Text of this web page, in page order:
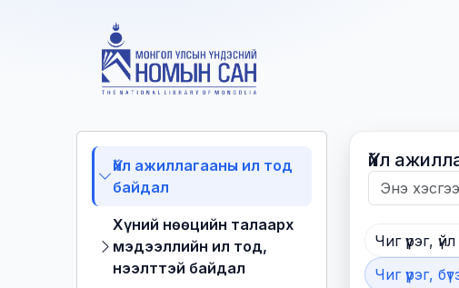
Үйл ажиллагааны ил тод
байдал
Хүний нөөцийн талаарх
мэдээллийн ил тод,
нээлттэй байдал
Үйл
Чиг үүрэг,
Чиг үүрэг,